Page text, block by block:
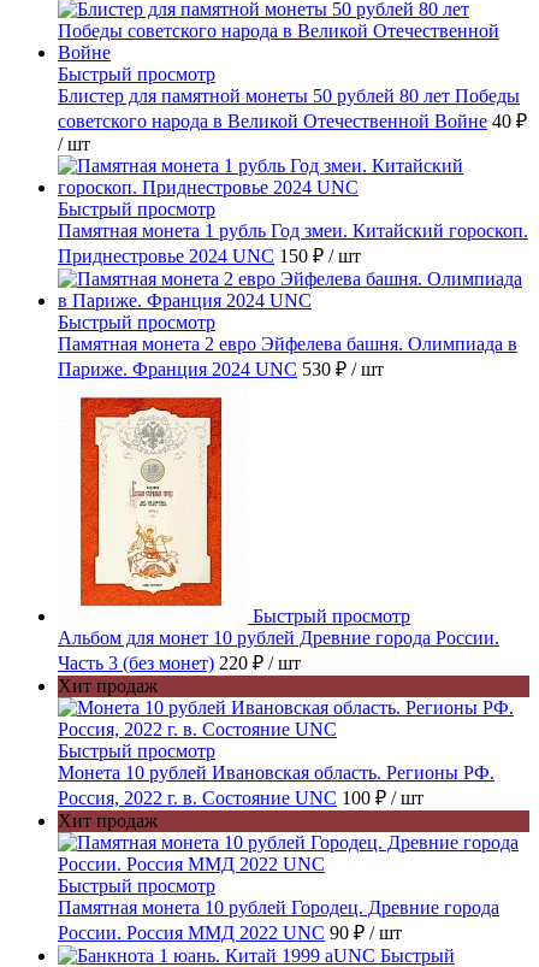
Быстрый просмотр
Блистер для памятной монеты 50 рублей 80 лет Победы
советского народа в Великой Отечественной Войне 40 ₽
/ шт
Быстрый просмотр
Памятная монета 1 рубль Год змеи. Китайский гороскоп.
Приднестровье 2024 UNC 150 ₽ / шт
Быстрый просмотр
Памятная монета 2 евро Эйфелева башня. Олимпиада в
Париже. Франция 2024 UNC 530 ₽ / шт
Быстрый просмотр
Альбом для монет 10 рублей Древние города России.
Часть 3 (без монет) 220 ₽ / шт
Хит продаж
Быстрый просмотр
Монета 10 рублей Ивановская область. Регионы РФ.
Россия, 2022 г. в. Состояние UNC 100 ₽ / шт
Хит продаж
Быстрый просмотр
Памятная монета 10 рублей Городец. Древние города
России. Россия ММД 2022 UNC 90 ₽ / шт
Быстрый